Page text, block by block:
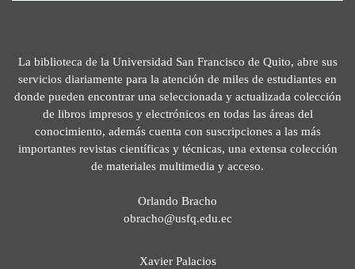
La biblioteca de la Universidad San Francisco de Quito, abre sus
servicios diariamente para la atención de miles de estudiantes en
donde pueden encontrar una seleccionada y actualizada colección
de libros impresos y electrónicos en todas las áreas del
conocimiento, además cuenta con suscripciones a las más
importantes revistas científicas y técnicas, una extensa colección
de materiales multimedia y acceso.
Orlando Bracho
obracho@usfq.edu.ec
Xavier Palacios